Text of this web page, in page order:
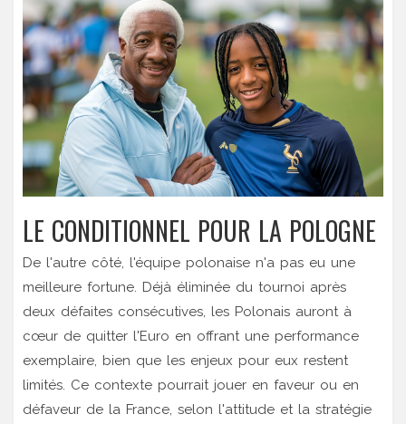
LE CONDITIONNEL POUR LA POLOGNE
De l'autre côté, l'équipe polonaise n'a pas eu une
meilleure fortune. Déjà éliminée du tournoi après
deux défaites consécutives, les Polonais auront à
cœur de quitter l'Euro en offrant une performance
exemplaire, bien que les enjeux pour eux restent
limités. Ce contexte pourrait jouer en faveur ou en
défaveur de la France, selon l'attitude et la stratégie